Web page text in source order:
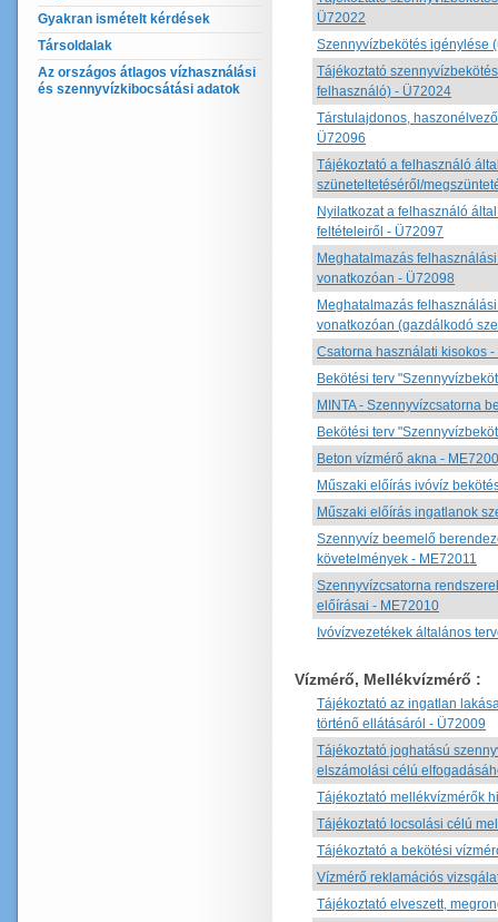
Gyakran ismételt kérdések
Társoldalak
Az országos átlagos vízhasználási
és szennyvízkibocsátási adatok
Ü72022
Szennyvízbekötés igénylése
Tájékoztató
felhasználó) - Ü72024
Társtulajdonos,
Ü72096
Tájékoztató a felhasználó
szüneteltetéséről/
Nyilatkozat a felhasználó
feltételeiről - Ü72097
Meghatalmazás
vonatkozóan - Ü72098
Meghatalmazás
vonatkozóan (gazdálkodó
Csatorna használati kisokos
Bekötési terv
MINTA - Szennyvízcsatorna
Bekötési terv
Beton vízmérő akna -
Műszaki előírás ivóvíz
Műszaki előírás ingatlanok
Szennyvíz beemelő
követelmények - ME72011
Szennyvízcsatorna
előírásai - ME72010
Ivóvízvezetékek általános
Vízmérő, Mellékvízmérő :
Tájékoztató az ingatlan
történő ellátásáról - Ü72009
Tájékoztató joghatású
elszámolási célú
Tájékoztató mellékvízmérők
Tájékoztató locsolási célú
Tájékoztató a bekötési
Vízmérő reklamációs
Tájékoztató elveszett,